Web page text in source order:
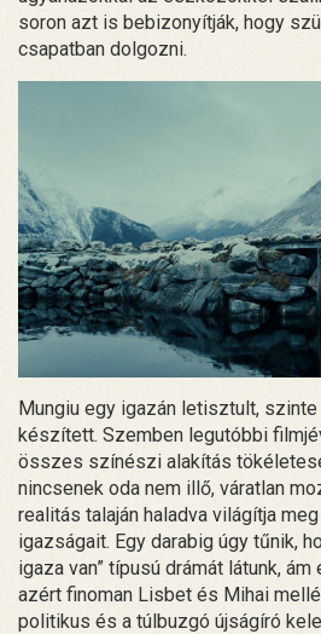
soron azt is bebizonyítják, hogy
csapatban dolgozni.
Mungiu egy igazán letisztult,
készített. Szemben legutóbbi
összes színészi alakítás
nincsenek oda nem illő, váratlan
realitás talaján haladva világítja
igazságait. Egy darabig úgy tűnik,
igaza van” típusú drámát látunk,
azért finoman Lisbet és Mihai
politikus és a túlbuzgó újságíró